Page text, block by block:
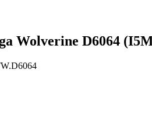
Wolverine D6064